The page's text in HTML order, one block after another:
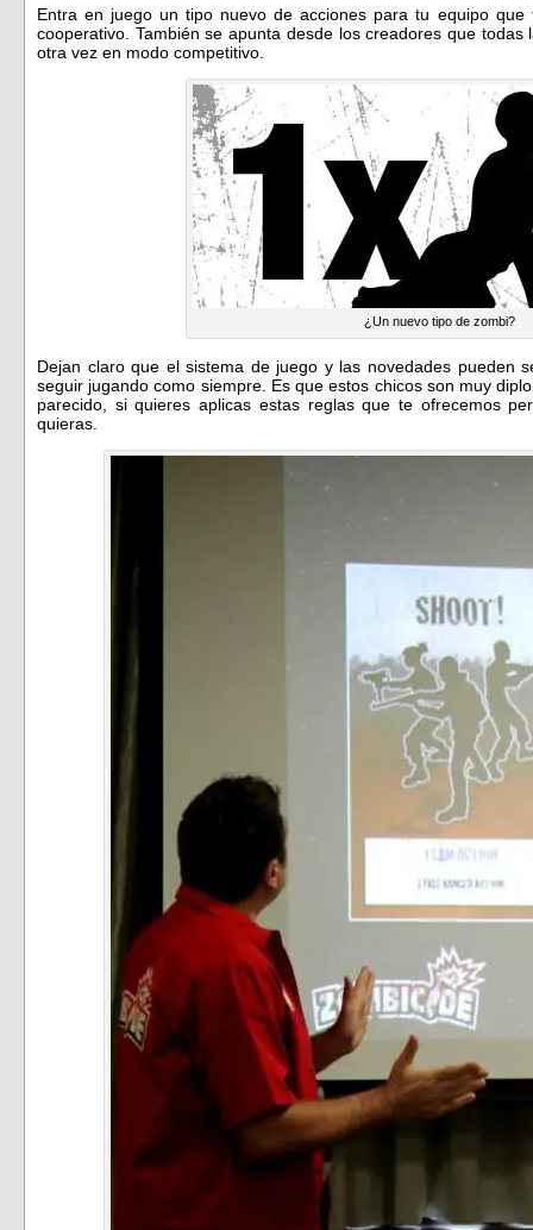
Entra en juego un tipo nuevo de acciones para tu equipo
cooperativo. También se apunta desde los creadores que
otra vez en modo competitivo.
¿Un nuevo tipo de zombi?
Dejan claro que el sistema de juego y las novedades pueden
seguir jugando como siempre. Es que estos chicos son muy
parecido, si quieres aplicas estas reglas que te ofrecemos
quieras.